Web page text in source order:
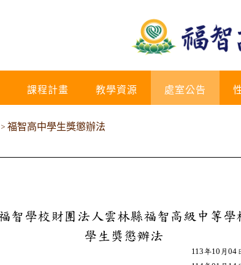
課程計畫 教學資源 處室公告
> 福智高中學生獎懲辦法